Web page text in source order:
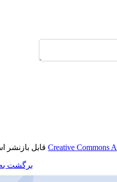
بازنشر است.
برگشت به فهرست نسخه ها